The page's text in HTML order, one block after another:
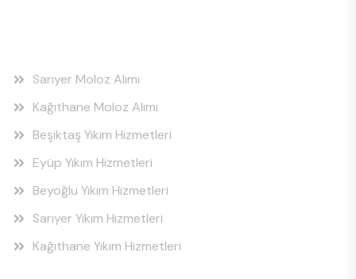
Sarıyer Moloz Alımı
Kağıthane Moloz Alımı
Beşiktaş Yıkım Hizmetleri
Eyüp Yıkım Hizmetleri
Beyoğlu Yıkım Hizmetleri
Sarıyer Yıkım Hizmetleri
Kağıthane Yıkım Hizmetleri